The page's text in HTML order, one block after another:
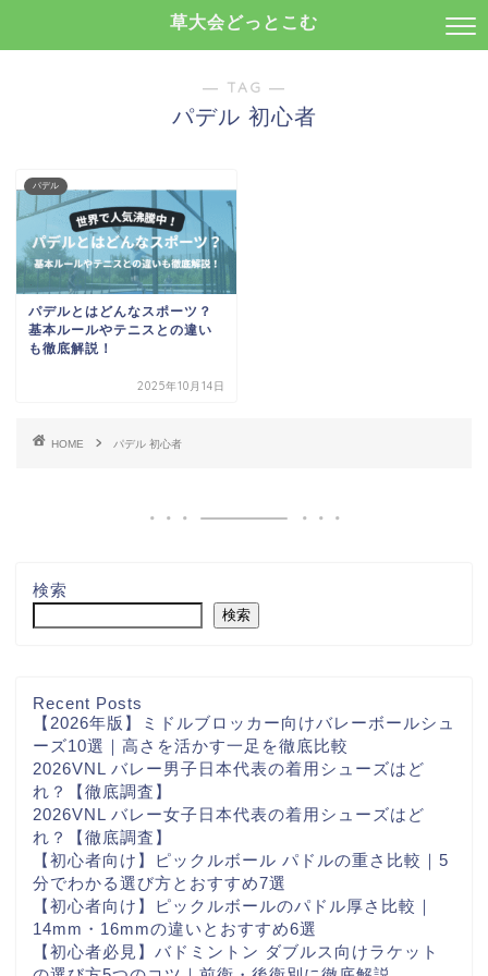
草大会どっとこむ
― TAG ―
パデル 初心者
パデル
パデルとはどんなスポーツ？
基本ルールやテニスとの違い
も徹底解説！
2025年10月14日
HOME パデル 初心者
検索
検索
Recent Posts
【2026年版】ミドルブロッカー向けバレーボールシュ
ーズ10選｜高さを活かす一足を徹底比較
2026VNL バレー男子日本代表の着用シューズはど
れ？【徹底調査】
2026VNL バレー女子日本代表の着用シューズはど
れ？【徹底調査】
【初心者向け】ピックルボール パドルの重さ比較｜5
分でわかる選び方とおすすめ7選
【初心者向け】ピックルボールのパドル厚さ比較｜
14mm・16mmの違いとおすすめ6選
【初心者必見】バドミントン ダブルス向けラケット